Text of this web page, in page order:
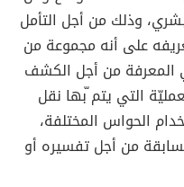
وذلك من أجل التأمل
على أنه مجموعة من
المعرفة من أجل الكشف
التي يتم ّبها نقل
الحواس المختلفة،
من أجل تفسيره أو